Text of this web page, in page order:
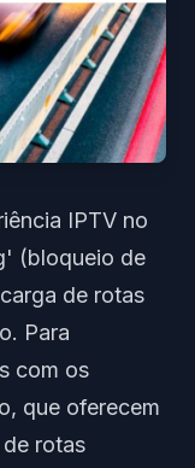
IPTV no
(bloqueio de
de rotas
Para
com os
que oferecem
rotas